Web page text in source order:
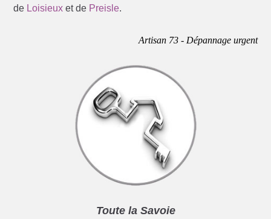
de Loisieux et de Preisle.
Artisan 73 - Dépannage urgent
Toute la Savoie